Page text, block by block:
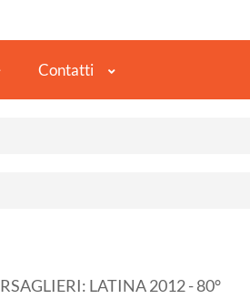
Contatti
LATINA 2012 - 80°